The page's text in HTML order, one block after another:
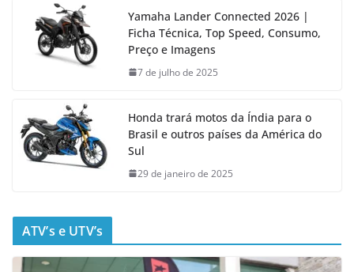
Yamaha Lander Connected 2026 |
Ficha Técnica, Top Speed, Consumo,
Preço e Imagens
7 de julho de 2025
Honda trará motos da Índia para o
Brasil e outros países da América do
Sul
29 de janeiro de 2025
ATV’s e UTV’s